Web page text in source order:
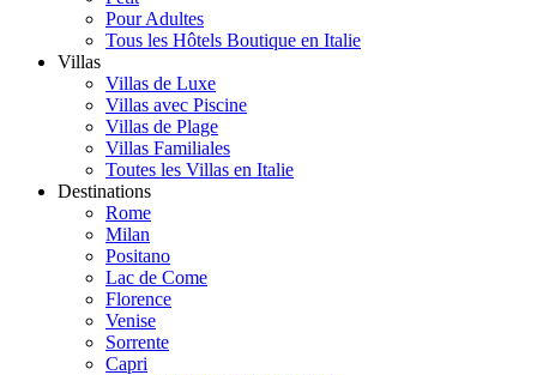
Pour Adultes
Tous les Hôtels Boutique en Italie
Villas
Villas de Luxe
Villas avec Piscine
Villas de Plage
Villas Familiales
Toutes les Villas en Italie
Destinations
Rome
Milan
Positano
Lac de Come
Florence
Venise
Sorrente
Capri